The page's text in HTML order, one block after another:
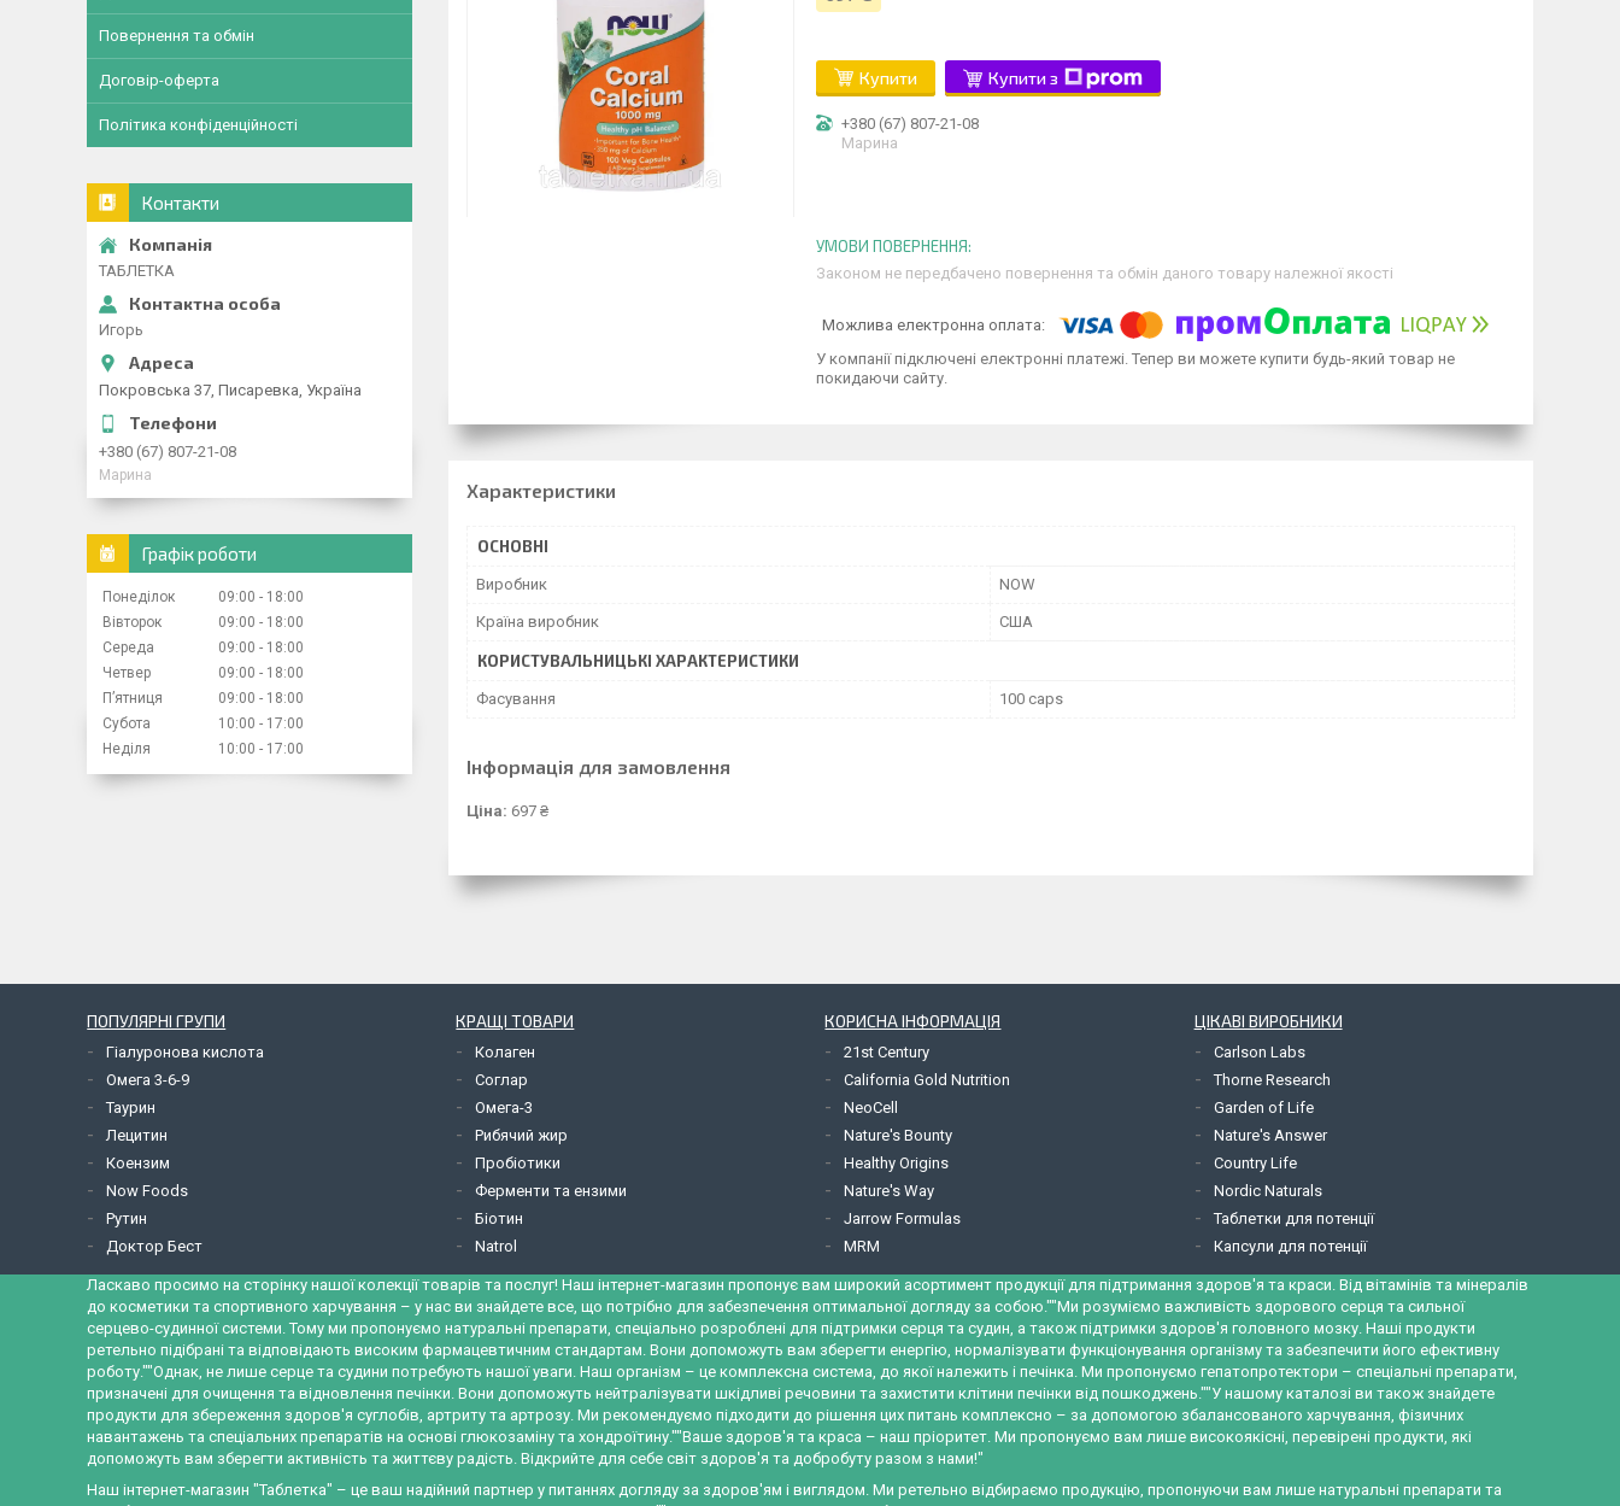
Купити Купити з
+380 (67) 807-21-08
Марина
Законом не передбачено повернення та обмін даного товару належної якості
У компанії підключені електронні платежі. Тепер ви можете купити будь-який товар не
покидаючи сайту.
Характеристики
ОСНОВНІ
Виробник NOW
Країна виробник США
КОРИСТУВАЛЬНИЦЬКІ ХАРАКТЕРИСТИКИ
Фасування 100 caps
Інформація для замовлення
Ціна: 697 ₴
Повернення та обмін
Договір-оферта
Політика конфіденційності
Контакти
ТАБЛЕТКА
Игорь
Покровська 37, Писаревка, Україна
+380 (67) 807-21-08
Марина
Графік роботи
Понеділок 09:00
18:00
Вівторок
09:00
18:00
Середа
09:00
18:00
Четвер
09:00
18:00
Пʼятниця
09:00
18:00
Субота
10:00
17:00
Неділя
10:00 17:00
ПОПУЛЯРНІ ГРУПИ
Гіалуронова кислота
Омега 3-6-9
Таурин
Лецитин
Коензим
Now Foods
Рутин
Доктор Бест
КРАЩІ ТОВАРИ
Колаген
Соглар
Омега-3
Рибячий жир
Пробіотики
Ферменти та ензими
Біотин
Natrol
КОРИСНА ІНФОРМАЦІЯ
21st Century
California Gold Nutrition
NeoCell
Nature's Bounty
Healthy Origins
Nature's Way
Jarrow Formulas
MRM
ЦІКАВІ ВИРОБНИКИ
Carlson Labs
Thorne Research
Garden of Life
Nature's Answer
Country Life
Nordic Naturals
Таблетки для потенції
Капсули для потенції
Ласкаво просимо на сторінку нашої колекції товарів та послуг! Наш інтернет-магазин пропонує вам широкий асортимент продукції для підтримання здоров'я та краси. Від вітамінів та мінералів
до косметики та спортивного харчування – у нас ви знайдете все, що потрібно для забезпечення оптимальної догляду за собою.""Ми розуміємо важливість здорового серця та сильної
серцево-судинної системи. Тому ми пропонуємо натуральні препарати, спеціально розроблені для підтримки серця та судин, а також підтримки здоров'я головного мозку. Наші продукти
ретельно підібрані та відповідають високим фармацевтичним стандартам. Вони допоможуть вам зберегти енергію, нормалізувати функціонування організму та забезпечити його ефективну
роботу.""Однак, не лише серце та судини потребують нашої уваги. Наш організм – це комплексна система, до якої належить і печінка. Ми пропонуємо гепатопротектори – спеціальні препарати,
призначені для очищення та відновлення печінки. Вони допоможуть нейтралізувати шкідливі речовини та захистити клітини печінки від пошкоджень.""У нашому каталозі ви також знайдете
продукти для збереження здоров'я суглобів, артриту та артрозу. Ми рекомендуємо підходити до рішення цих питань комплексно – за допомогою збалансованого харчування, фізичних
навантажень та спеціальних препаратів на основі глюкозаміну та хондроїтину.""Ваше здоров'я та краса – наш пріоритет. Ми пропонуємо вам лише високоякісні, перевірені продукти, які
допоможуть вам зберегти активність та життєву радість. Відкрийте для себе світ здоров'я та добробуту разом з нами!"
Наш інтернет-магазин "Таблетка" – це ваш надійний партнер у питаннях догляду за здоров'ям і виглядом. Ми ретельно відбираємо продукцію, пропонуючи вам лише натуральні препарати та